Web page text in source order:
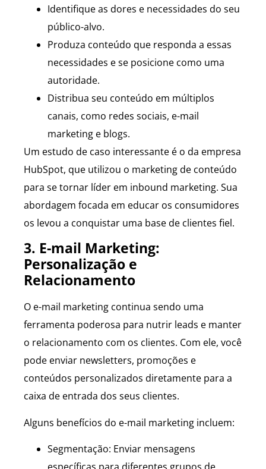
Identifique as dores e necessidades do seu
público-alvo.
Produza conteúdo que responda a essas
necessidades e se posicione como uma
autoridade.
Distribua seu conteúdo em múltiplos
canais, como redes sociais, e-mail
marketing e blogs.
Um estudo de caso interessante é o da empresa
HubSpot, que utilizou o marketing de conteúdo
para se tornar líder em inbound marketing. Sua
abordagem focada em educar os consumidores
os levou a conquistar uma base de clientes fiel.
3. E-mail Marketing:
Personalização e
Relacionamento
O e-mail marketing continua sendo uma
ferramenta poderosa para nutrir leads e manter
o relacionamento com os clientes. Com ele, você
pode enviar newsletters, promoções e
conteúdos personalizados diretamente para a
caixa de entrada dos seus clientes.
Alguns benefícios do e-mail marketing incluem:
Segmentação: Enviar mensagens